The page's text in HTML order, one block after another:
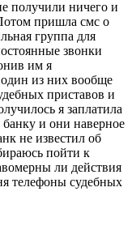
получили ничего и
пришла смс о
группа для
звонки
им я
из них вообще
приставов и
я заплатила
и они наверное
не известил об
пойти к
ли действия
телефоны судебных